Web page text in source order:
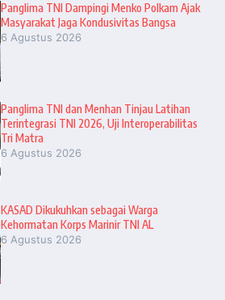
Panglima TNI Dampingi Menko Polkam Ajak
Masyarakat Jaga Kondusivitas Bangsa
6 Agustus 2026
Panglima TNI dan Menhan Tinjau Latihan
Terintegrasi TNI 2026, Uji Interoperabilitas
Tri Matra
6 Agustus 2026
KASAD Dikukuhkan sebagai Warga
Kehormatan Korps Marinir TNI AL
6 Agustus 2026